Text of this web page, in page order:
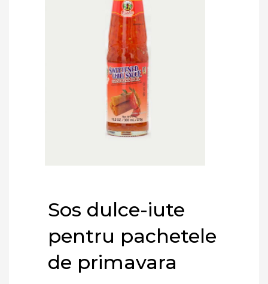
Sos dulce-iute
pentru pachetele
de primavara